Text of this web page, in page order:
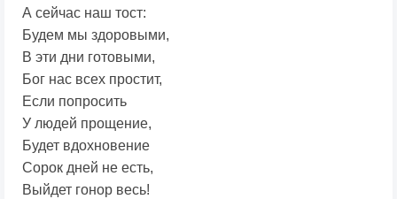
А сейчас наш тост:
Будем мы здоровыми,
В эти дни готовыми,
Бог нас всех простит,
Если попросить
У людей прощение,
Будет вдохновение
Сорок дней не есть,
Выйдет гонор весь!